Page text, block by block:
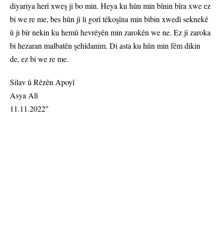
diyariya herî xweş ji bo min. Heya ku hûn min bînin bîra xwe ez
bi we re me, bes hûn jî li gorî têkoşîna min bibin xwedî seknekê
û ji bîr nekin ku hemû hevrêyên min zarokên we ne. Ez jî zaroka
bi hezaran malbatên şehîdanim. Di asta ku hûn min fêm dikin
de, ez bi we re me.
Silav û Rêzên Apoyî
Asya Alî
11.11.2022″